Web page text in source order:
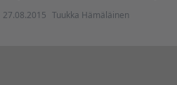
27.08.2015 Tuukka Hämäläinen